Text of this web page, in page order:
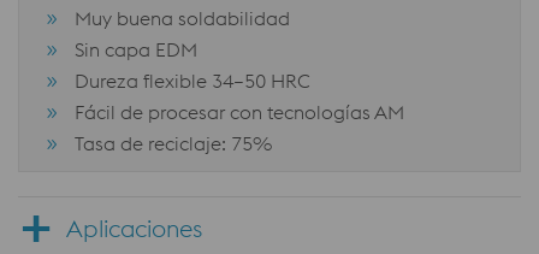
Muy buena soldabilidad
Sin capa EDM
Dureza flexible 34–50 HRC
Fácil de procesar con tecnologías AM
Tasa de reciclaje: 75%
Aplicaciones